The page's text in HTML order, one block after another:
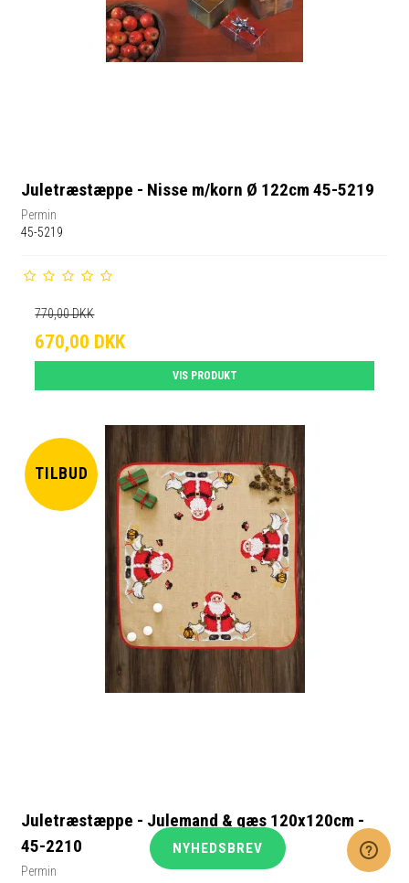
Juletræstæppe - Nisse m/korn Ø 122cm 45-5219
Permin
45-5219
770,00 DKK
670,00 DKK
VIS PRODUKT
TILBUD
Juletræstæppe - Julemand & gæs 120x120cm -
45-2210
Permin
NYHEDSBREV